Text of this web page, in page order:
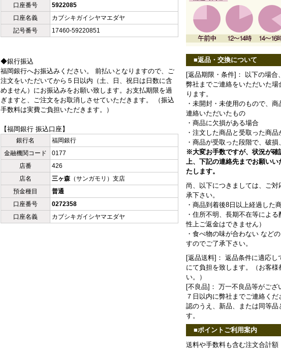
口座番号
5922085
口座名義
カブシキガイシヤマエダヤ
記号番号
17460-59220851
◆銀行振込
福岡銀行へお振込みください。 前払いとなりますので、ご
注文をいただいてから５日以内（土、日、祝日は日数に含
めません）にお振込みをお願い致します。お支払期限を過
ぎますと、ご注文をお取消しさせていただきます。 （振込
手数料は実費ご負担いただきます。）
【福岡銀行 振込口座】
銀行名
福岡銀行
金融機関コード
0177
店番
426
店名
三ヶ森 （サンガモリ）支店
預金種目
普通
口座番号
0272358
口座名義
カブシキガイシヤマエダヤ
■返品・交換について
[返品期限・条件]： 以下の場合
弊社までご連絡をいただいた
ります。
・未開封・未使用のもので、
連絡いただいたもの
・商品に欠損がある場合
・注文した商品と受取った商
・商品が受取った段階で、破
※大変お手数ですが、状況が確
上、下記の連絡先までお願い
たします。
尚、以下につきましては、ご対
承下さい。
・商品到着後8日以上経過した
・住所不明、長期不在等によ
性上ご返金はできません）
・食べ物の味が合わない など
すのでご了承下さい。
[返品送料]： 返品条件に適応し
にて負担を致します。（お客
い。）
[不良品]： 万一不良品等がござ
７日以内に弊社までご連絡く
認のうえ、新品、または同等品
す。
■ポイントご利用案内
送料や手数料も含む注文合計額